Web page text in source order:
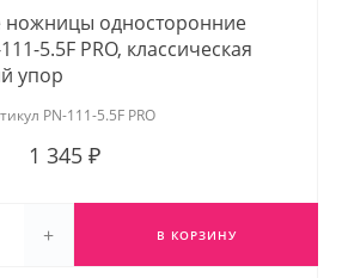
односторонние
5.5F PRO, классическая
упор
PN-111-5.5F PRO
1 345 ₽
+ В КОРЗИНУ